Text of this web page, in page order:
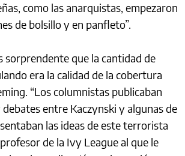
como las anarquistas, empezaron
de bolsillo y en panfleto”.
sorprendente que la cantidad de
era la calidad de la cobertura
“Los columnistas publicaban
entre Kaczynski y algunas de
las ideas de este terrorista
de la Ivy League al que le